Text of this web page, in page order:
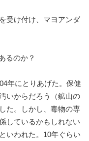
受け付け、マヨアンダ
るのか？
年にとりあげた。保健
いからだろう（鉱山の
た。しかし、毒物の専
しているかもしれない
いわれた。10年ぐらい